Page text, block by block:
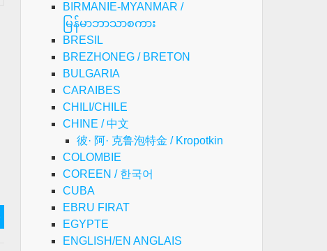
psychologique
…)
ENTREVISTA
CON
BIRMANIE-MYANMAR /
မြန်မာဘာသာစကား
BRESIL
BREZHONEG / BRETON
BULGARIA
CARAIBES
CHILI/CHILE
CHINE / 中文
彼· 阿· 克鲁泡特金 / Kropotkin
COLOMBIE
COREEN / 한국어
CUBA
EBRU FIRAT
EGYPTE
ENGLISH/EN ANGLAIS